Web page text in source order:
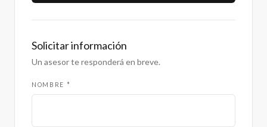
Solicitar información
Un asesor te responderá en breve.
NOMBRE *